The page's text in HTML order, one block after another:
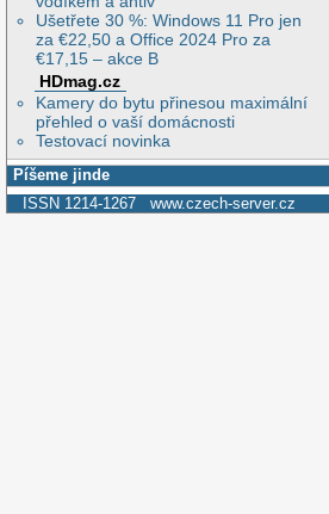
Ušetřete 30 %: Windows 11 Pro jen
za €22,50 a Office 2024 Pro za
€17,15 – akce B
HDmag.cz
Kamery do bytu přinesou maximální
přehled o vaší domácnosti
Testovací novinka
Píšeme jinde
ISSN 1214-1267 www.czech-server.cz